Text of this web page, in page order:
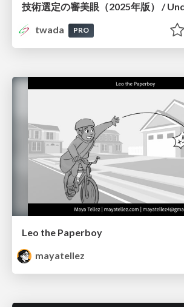
twada
PRO
Leo the Paperboy
mayatellez